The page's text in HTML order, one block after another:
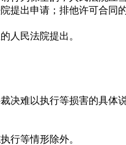
出申请；排他许可合同
人民法院提出。
难以执行等损害的具体说
行等情形除外。